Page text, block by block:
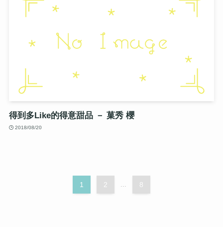
得到多Like的得意甜品 － 菓秀 櫻
2018/08/20
1 2 8